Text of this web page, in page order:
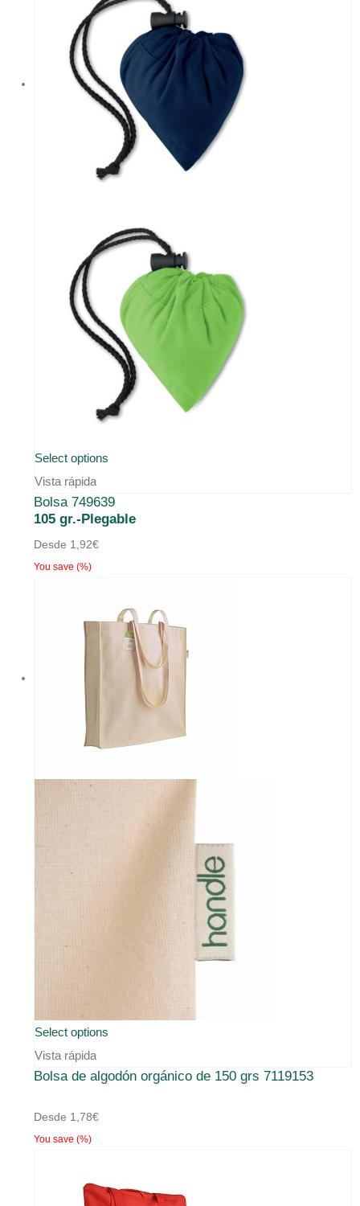
Select options
tiene
múltiples
se
pueden
elegir
producto
Vista rápida
Bolsa 749639
105 gr.-Plegable
Desde 1,92€
You save (%)
Select options
Vista rápida
Bolsa de algodón orgánico de 150 grs 7119153
Desde 1,78€
You save (%)